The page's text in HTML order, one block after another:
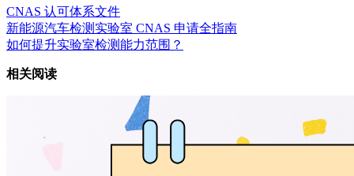
CNAS 认可体系文件
新能源汽车检测实验室 CNAS 申请全指南
如何提升实验室检测能力范围？
相关阅读